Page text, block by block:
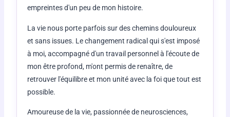
empreintes d'un peu de mon histoire.
La vie nous porte parfois sur des chemins douloureux
et sans issues. Le changement radical qui s'est imposé
à moi, accompagné d'un travail personnel à l'écoute de
mon être profond, m'ont permis de renaître, de
retrouver l'équilibre et mon unité avec la foi que tout est
possible.
Amoureuse de la vie, passionnée de neurosciences,